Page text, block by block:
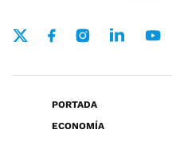
PORTADA
ECONOMÍA